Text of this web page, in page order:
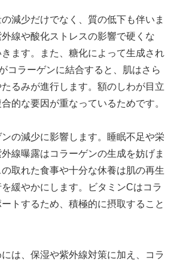
減少だけでなく、質の低下も伴いま
線や酸化ストレスの影響で硬くな
ます。また、糖化によって生成され
コラーゲンに結合すると、肌はさら
るみが進行します。額のしわが目立
的な要因が重なっているためです。
の減少に影響します。睡眠不足や栄
線曝露はコラーゲンの生成を妨げま
取れた食事や十分な休養は肌の再生
緩やかにします。ビタミンCはコラ
トするため、積極的に摂取すること
は、保湿や紫外線対策に加え、コラ